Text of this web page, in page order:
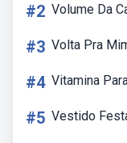
#2 Volume Da
#3 Volta Pra
#4 Vitamina
#5 Vestido